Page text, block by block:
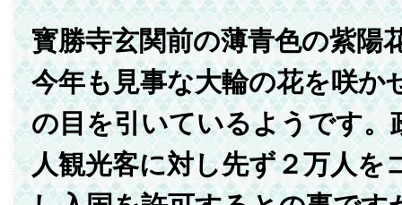
寳勝寺玄関前の薄青色の紫陽
今年も見事な大輪の花を咲か
の目を引いているようです。
人観光客に対し先ず２万人を